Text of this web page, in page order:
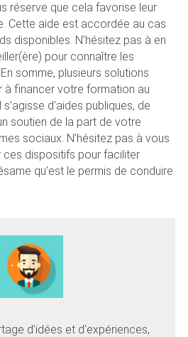
réserve que cela favorise leur
Cette aide est accordée au cas
disponibles. N’hésitez pas à en
pour connaître les
somme, plusieurs solutions
à financer votre formation au
d’aides publiques, de
soutien de la part de votre
sociaux. N’hésitez pas à vous
ces dispositifs pour faciliter
qu’est le permis de conduire
d'idées et d'expériences,